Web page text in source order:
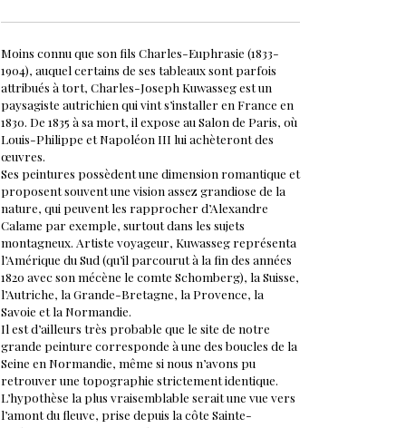
Moins connu que son fils Charles-Euphrasie (1833-
1904), auquel certains de ses tableaux sont parfois
attribués à tort, Charles-Joseph Kuwasseg est un
paysagiste autrichien qui vint s’installer en France en
1830. De 1835 à sa mort, il expose au Salon de Paris, où
Louis-Philippe et Napoléon III lui achèteront des
œuvres.
Ses peintures possèdent une dimension romantique et
proposent souvent une vision assez grandiose de la
nature, qui peuvent les rapprocher d’Alexandre
Calame par exemple, surtout dans les sujets
montagneux. Artiste voyageur, Kuwasseg représenta
l’Amérique du Sud (qu’il parcourut à la fin des années
1820 avec son mécène le comte Schomberg), la Suisse,
l’Autriche, la Grande-Bretagne, la Provence, la
Savoie et la Normandie.
Il est d’ailleurs très probable que le site de notre
grande peinture corresponde à une des boucles de la
Seine en Normandie, même si nous n’avons pu
retrouver une topographie strictement identique.
L’hypothèse la plus vraisemblable serait une vue vers
l’amont du fleuve, prise depuis la côte Sainte-